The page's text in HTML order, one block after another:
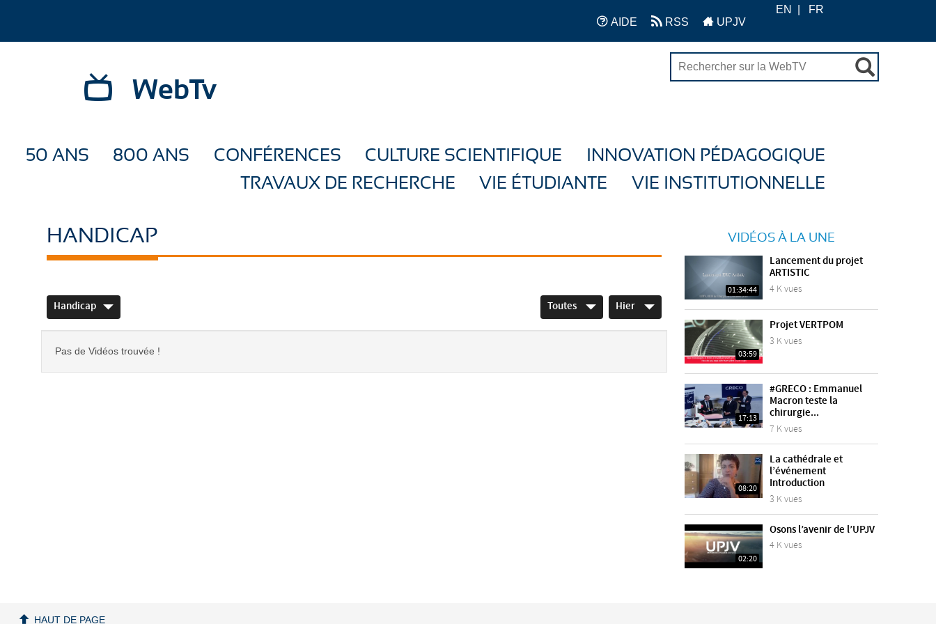
AIDE RSS UPJV
EN FR
WebTv
50 ANS 800 ANS CONFÉRENCES CULTURE SCIENTIFIQUE
INNOVATION PÉDAGOGIQUE
TRAVAUX DE RECHERCHE
VIE ÉTUDIANTE VIE INSTITUTIONNELLE
HANDICAP
Handicap Toutes Hier
Pas de Vidéos trouvée !
VIDÉOS À LA UNE
01:34:44
Lancement du projet
ARTISTIC
4 K vues
03:59
Projet VERTPOM
3 K vues
17:13
#GRECO : Emmanuel
Macron teste la
chirurgie...
7 K vues
08:20
La cathédrale et
l’événement
Introduction
3 K vues
02:20
Osons l’avenir de l’UPJV
4 K vues
HAUT DE PAGE